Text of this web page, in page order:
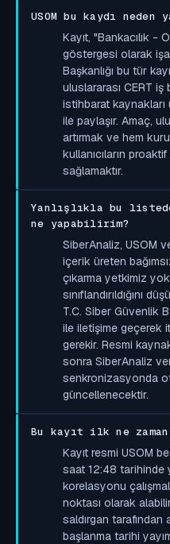
USOM bu kaydı neden
Kayıt, "Bankacılık -
göstergesi olarak
Başkanlığı bu tür
uluslararası CERT
istihbarat
ile paylaşır. Amaç,
artırmak ve hem
kullanıcıların
sağlamaktır.
Yanlışlıkla bu listede
ne yapabilirim?
SiberAnaliz, USOM
içerik üreten
çıkarma yetkimiz
sınıflandırıldığını
T.C. Siber Güvenlik
ile iletişime geçerek
gerekir. Resmi
sonra SiberAnaliz
senkronizasyonda
güncellenecektir.
Bu kayıt ilk ne zaman
Kayıt resmi USOM
saat 12:48 tarihinde
korelasyonu
noktası olarak
saldırgan
başlanma tarihi